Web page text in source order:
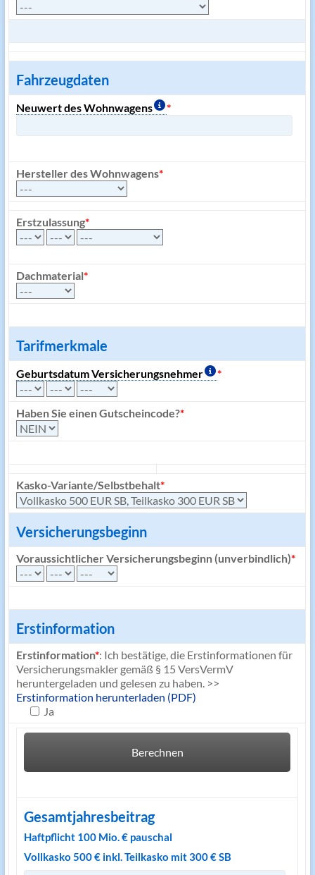
Fahrzeugdaten
Neuwert des Wohnwagens *
Hersteller des Wohnwagens*
Erstzulassung*
Dachmaterial*
Tarifmerkmale
Geburtsdatum Versicherungsnehmer *
Haben Sie einen Gutscheincode?*
Kasko-Variante/Selbstbehalt*
Versicherungsbeginn
Voraussichtlicher Versicherungsbeginn (unverbindlich)*
Erstinformation
Erstinformation*: Ich bestätige, die Erstinformationen für
Versicherungsmakler gemäß § 15 VersVermV
heruntergeladen und gelesen zu haben. >>
Erstinformation herunterladen (PDF)
Ja
Gesamtjahresbeitrag
Haftpflicht 100 Mio. € pauschal
Vollkasko 500 € inkl. Teilkasko mit 300 € SB